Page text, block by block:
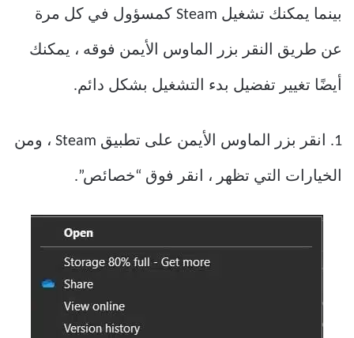
بينما يمكنك تشغيل Steam كمسؤول في كل مرة
عن طريق النقر بزر الماوس الأيمن فوقه ، يمكنك
أيضًا تغيير تفضيل بدء التشغيل بشكل دائم.
1. انقر بزر الماوس الأيمن على تطبيق Steam ، ومن
الخيارات التي تظهر ، انقر فوق “خصائص”.